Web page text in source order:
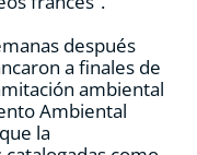
después
a finales de
ambiental
Ambiental
la